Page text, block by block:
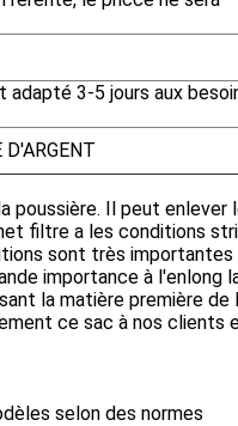
3-5 jours aux
Il peut enlever
filtre a les conditions
sont très
importance à l'enlong
la matière première de
ce sac à nos clients
selon des normes